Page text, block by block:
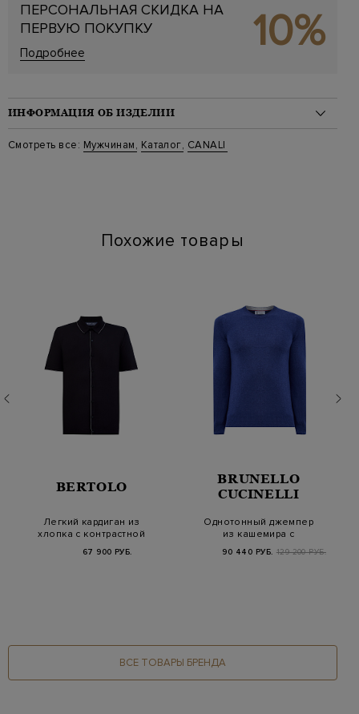
ПЕРСОНАЛЬНАЯ СКИДКА НА
ПЕРВУЮ ПОКУПКУ
Подробнее 10%
ИНФОРМАЦИЯ ОБ ИЗДЕЛИИ
Материал: хлопок 100%
Стиль: Классические, Полоска
Смотреть все: Мужчинам, Каталог, CANALI
Похожие товары
BERTOLO
Легкий кардиган из
хлопка с контрастной
67 900 РУБ.
BRUNELLO
CUCINELLI
Однотонный джемпер
из кашемира с
90 440 РУБ. 129 200 РУБ.
ВСЕ ТОВАРЫ БРЕНДА